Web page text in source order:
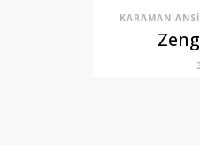
KARAMAN